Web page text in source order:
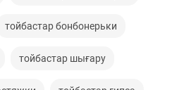
тойбастар бонбонерьки
тойбастар шығару